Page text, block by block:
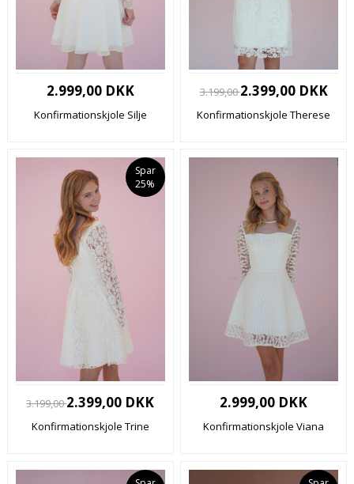
2.999,00 DKK
Konfirmationskjole Silje
3.199,002.399,00 DKK
Konfirmationskjole Therese
Spar
25%
3.199,002.399,00 DKK
Konfirmationskjole Trine
2.999,00 DKK
Konfirmationskjole Viana